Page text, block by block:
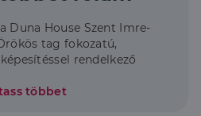
Duna House Szent Imre-
tag fokozatú,
rendelkező
születésem óta az
többet